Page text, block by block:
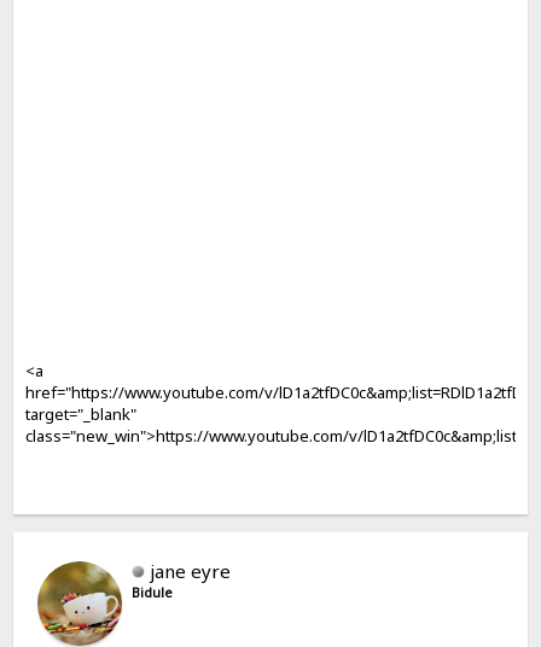
<a
href="https://www.youtube.com/v/
target="_blank"
class="new_win">https://www.youtube.com/v/
jane eyre
Bidule